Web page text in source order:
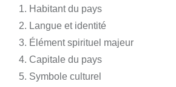
Habitant du pays
Langue et identité
Élément spirituel majeur
Capitale du pays
Symbole culturel